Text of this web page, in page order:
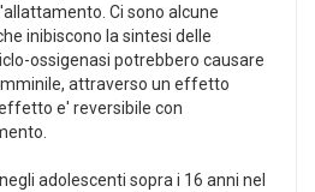
Ci sono alcune
inibiscono la sintesi delle
ossigenasi potrebbero causare
attraverso un effetto
e' reversibile con
adolescenti sopra i 16 anni nel